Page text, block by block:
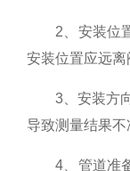
2、安装位
安装位置应远
3、安装方
导致测量结果
4、管道准